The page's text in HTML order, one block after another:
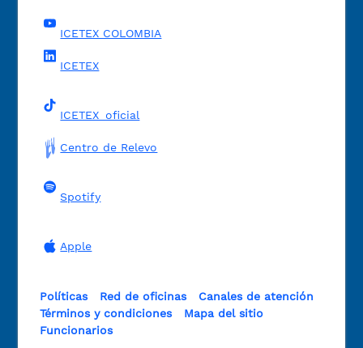
ICETEX COLOMBIA
ICETEX
ICETEX_oficial
Centro de Relevo
Spotify
Apple
Políticas Red de oficinas
Canales de atención
Términos y condiciones
Mapa del sitio
Funcionarios